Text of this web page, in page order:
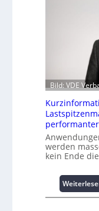
Bild: VDE
werden
kein Ende